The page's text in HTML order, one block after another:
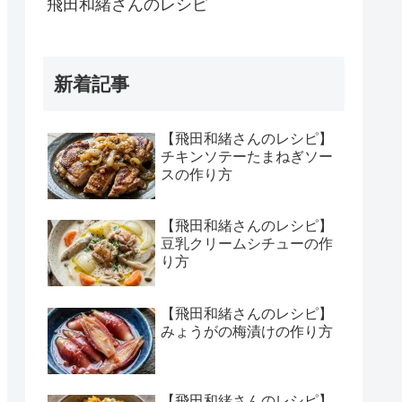
飛田和緒さんのレシピ
新着記事
【飛田和緒さんのレシピ】
チキンソテーたまねぎソー
スの作り方
【飛田和緒さんのレシピ】
豆乳クリームシチューの作
り方
【飛田和緒さんのレシピ】
みょうがの梅漬けの作り方